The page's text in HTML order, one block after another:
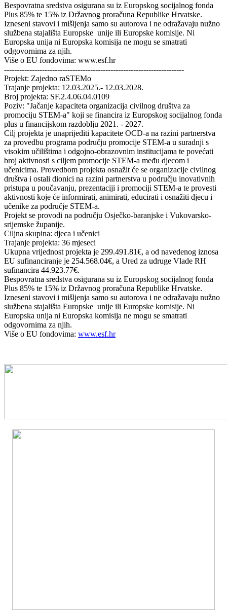
Bespovratna sredstva osigurana su iz Europskog socijalnog fonda
Plus 85% te 15% iz Državnog proračuna Republike Hrvatske.
Izneseni stavovi i mišljenja samo su autorova i ne odražavaju nužno
službena stajališta Europske unije ili Europske komisije. Ni
Europska unija ni Europska komisija ne mogu se smatrati
odgovornima za njih.
Više o EU fondovima: www.esf.hr
-----------------------------------------------------------------------
Projekt: Zajedno raSTEMo
Trajanje projekta: 12.03.2025.- 12.03.2028.
Broj projekta: SF.2.4.06.04.0109
Poziv: "Jačanje kapaciteta organizacija civilnog društva za
promociju STEM-a" koji se financira iz Europskog socijalnog fonda
plus u financijskom razdoblju 2021. - 2027.
Cilj projekta je unaprijediti kapacitete OCD-a na razini partnerstva
za provedbu programa području promocije STEM-a u suradnji s
visokim učilištima i odgojno-obrazovnim institucijama te povećati
broj aktivnosti s ciljem promocije STEM-a među djecom i
učenicima. Provedbom projekta osnažit će se organizacije civilnog
društva i ostali dionici na razini partnerstva u području inovativnih
pristupa u poučavanju, prezentaciji i promociji STEM-a te provesti
aktivnosti koje će informirati, animirati, educirati i osnažiti djecu i
učenike za područje STEM-a.
Projekt se provodi na području Osječko-baranjske i Vukovarsko-
srijemske županije.
Ciljna skupina: djeca i učenici
Trajanje projekta: 36 mjeseci
Ukupna vrijednost projekta je 299.491.81€, a od navedenog iznosa
EU sufinanciranje je 254.568.04€, a Ured za udruge Vlade RH
sufinancira 44.923.77€.
Bespovratna sredstva osigurana su iz Europskog socijalnog fonda
Plus 85% te 15% iz Državnog proračuna Republike Hrvatske.
Izneseni stavovi i mišljenja samo su autorova i ne odražavaju nužno
službena stajališta Europske unije ili Europske komisije. Ni
Europska unija ni Europska komisija ne mogu se smatrati
odgovornima za njih.
Više o EU fondovima: www.esf.hr